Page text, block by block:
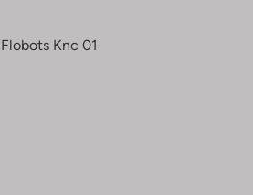
Knc 01